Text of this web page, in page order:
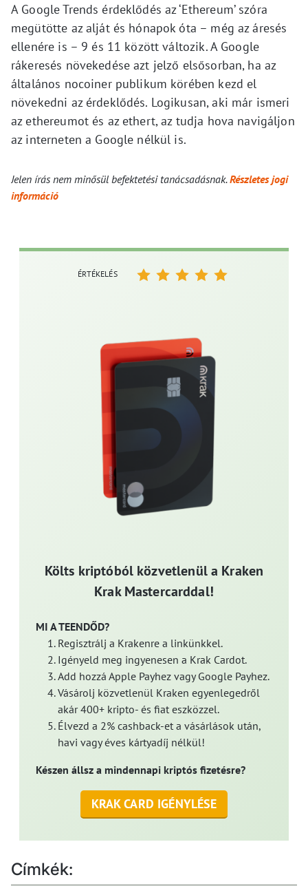
A Google Trends érdeklődés az ‘Ethereum’ szóra
megütötte az alját és hónapok óta – még az áresés
ellenére is – 9 és 11 között változik. A Google
rákeresés növekedése azt jelző elsősorban, ha az
általános nocoiner publikum körében kezd el
növekedni az érdeklődés. Logikusan, aki már ismeri
az ethereumot és az ethert, az tudja hova navigáljon
az interneten a Google nélkül is.
Jelen írás nem minősül befektetési tanácsadásnak.Részletes jogi
információ
Költs kriptóból közvetlenül a Kraken
Krak Mastercarddal!
MI A TEENDŐD?
Regisztrálj a Krakenre a linkünkkel.
Igényeld meg ingyenesen a Krak Cardot.
Add hozzá Apple Payhez vagy Google Payhez.
Vásárolj közvetlenül Kraken egyenlegedről
akár 400+ kripto- és fiat eszközzel.
Élvezd a 2% cashback-et a vásárlások után,
havi vagy éves kártyadíj nélkül!
Készen állsz a mindennapi kriptós fizetésre?
KRAK CARD IGÉNYLÉSE
ÉRTÉKELÉS
Címkék: